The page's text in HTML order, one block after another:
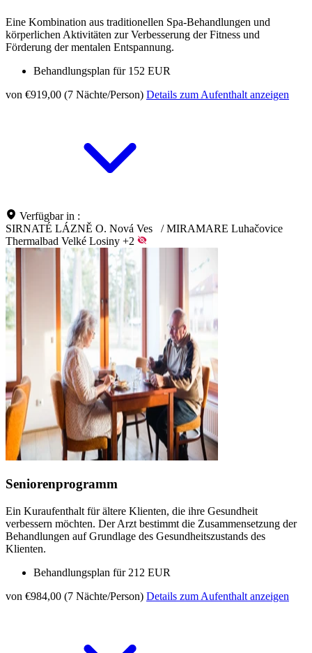
Eine Kombination aus traditionellen Spa-Behandlungen und
körperlichen Aktivitäten zur Verbesserung der Fitness und
Förderung der mentalen Entspannung.
Behandlungsplan für 152 EUR
von €919,00 (7 Nächte/Person) Details zum Aufenthalt anzeigen
Verfügbar in :
SIRNATÉ LÁZNĚ O. Nová Ves
/ MIRAMARE Luhačovice
Thermalbad Velké Losiny +2
Seniorenprogramm
Ein Kuraufenthalt für ältere Klienten, die ihre Gesundheit
verbessern möchten. Der Arzt bestimmt die Zusammensetzung der
Behandlungen auf Grundlage des Gesundheitszustands des
Klienten.
Behandlungsplan für 212 EUR
von €984,00 (7 Nächte/Person) Details zum Aufenthalt anzeigen